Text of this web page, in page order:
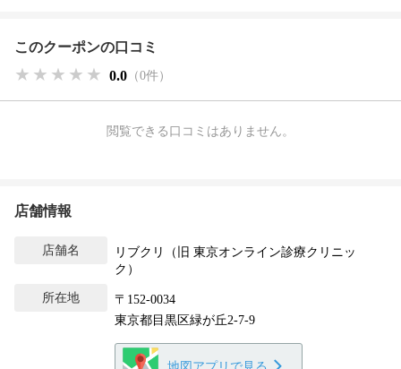
このクーポンの口コミ
★★★★★
★★★★★
★★★★★ 0.0 （0件）
閲覧できる口コミはありません。
店舗情報
店舗名
リブクリ（旧 東京オンライン診療クリニッ
ク）
所在地
〒152-0034
東京都目黒区緑が丘2-7-9